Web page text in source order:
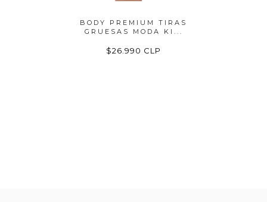
BODY PREMIUM TIRAS
GRUESAS MODA KI...
$26.990 CLP